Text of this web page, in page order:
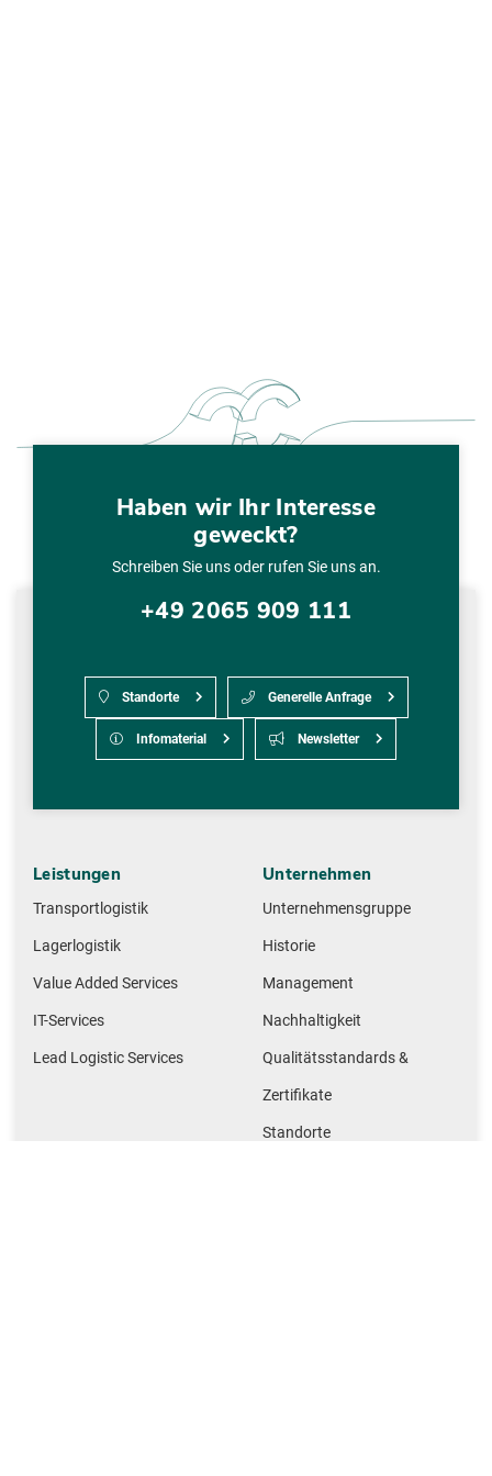
Haben wir Ihr Interesse
geweckt?
Schreiben Sie uns oder rufen Sie uns an.
+49 2065 909 111
Standorte Generelle Anfrage
Infomaterial Newsletter
Leistungen
Transportlogistik
Lagerlogistik
Value Added Services
IT-Services
Lead Logistic Services
Unternehmen
Unternehmensgruppe
Historie
Management
Nachhaltigkeit
Qualitätsstandards &
Zertifikate
Standorte